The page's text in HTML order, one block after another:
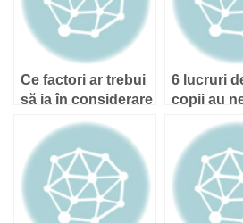
Ce factori ar trebui
să ia în considerare
un proprietar când
alege tipul de
suprafață de
protecție?
6 lucruri
copii au
pentru a
școală